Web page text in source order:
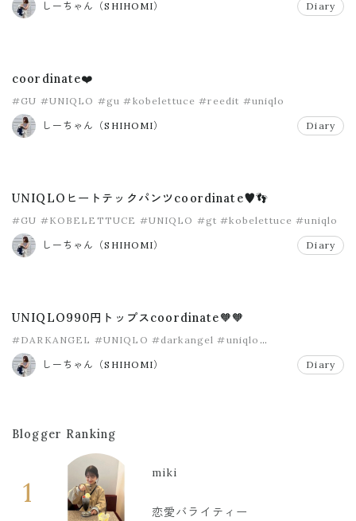
しーちゃん（SHIHOMI） Diary
coordinate❤️
#GU #UNIQLO #gu #kobelettuce #reedit #uniqlo
しーちゃん（SHIHOMI） Diary
UNIQLOヒートテックパンツcoordinate♥︎👣
#GU #KOBELETTUCE #UNIQLO #gt #kobelettuce #uniqlo
しーちゃん（SHIHOMI） Diary
UNIQLO990円トップスcoordinate🧡🧡
#DARKANGEL #UNIQLO #darkangel #uniqlo
#ダブルフェイスプルオーバー
しーちゃん（SHIHOMI）
Diary
Blogger Ranking
1
miki
恋愛バライティー